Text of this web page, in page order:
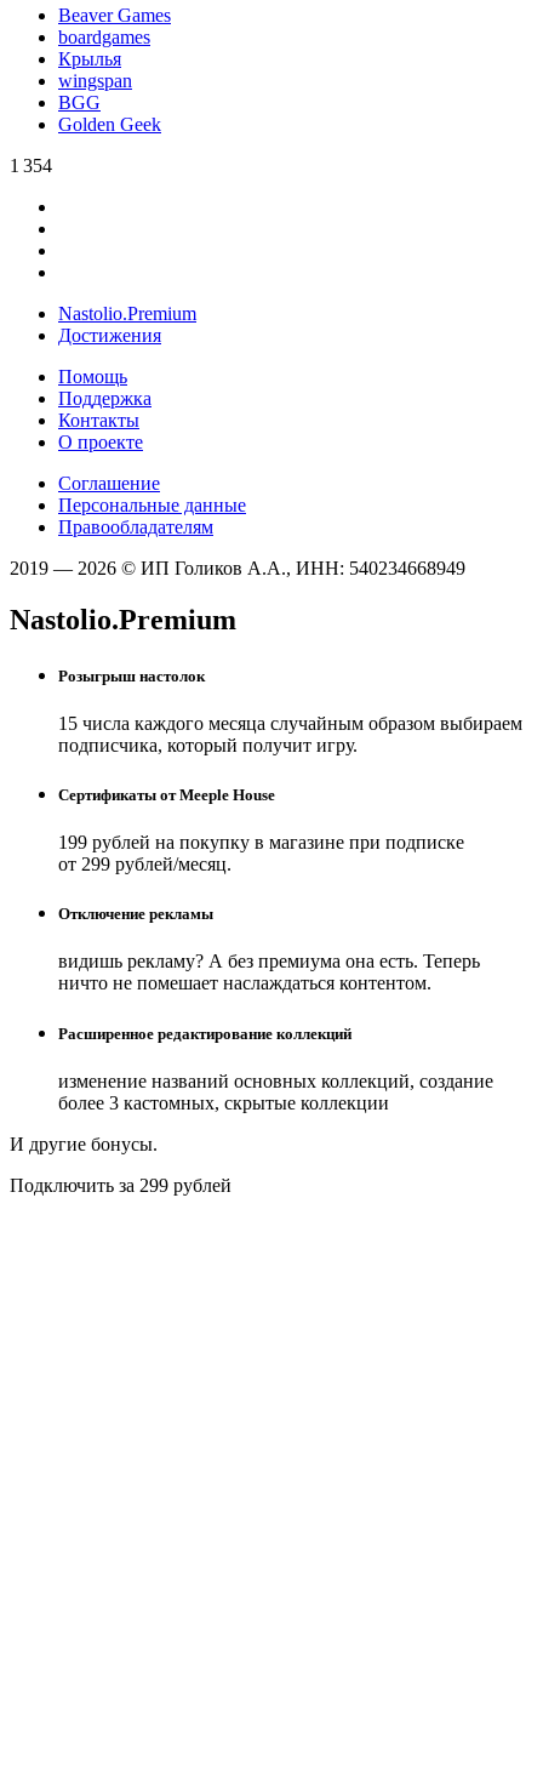
Beaver Games
boardgames
Крылья
wingspan
BGG
Golden Geek
1 354
Nastolio.Premium
Достижения
Помощь
Поддержка
Контакты
О проекте
Соглашение
Персональные данные
Правообладателям
2019 — 2026 © ИП Голиков А.А., ИНН: 540234668949
Nastolio.Premium
Розыгрыш настолок
15 числа каждого месяца случайным образом выбираем
подписчика, который получит игру.
Сертификаты от Meeple House
199 рублей на покупку в магазине при подписке
от 299 рублей/месяц.
Отключение рекламы
видишь рекламу? А без премиума она есть. Теперь
ничто не помешает наслаждаться контентом.
Расширенное редактирование коллекций
изменение названий основных коллекций, создание
более 3 кастомных, скрытые коллекции
И другие бонусы.
Подключить за 299 рублей